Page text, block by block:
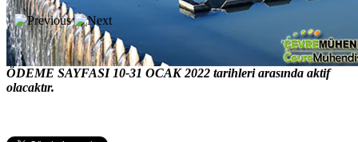
ÖDEME SAYFASI 10-31 OCAK 2022 tarihleri arasında aktif
olacaktır.